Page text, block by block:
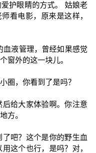
护眼睛的方式。 姑娘老
看电影，原来是这样，
血液管理，曾经如果感觉
窗外的这一块儿。
圈，你看到了是吗？
给大家体验啊。你注意
方。
吧？这个是你的野生血
这个也行，是吗？对，